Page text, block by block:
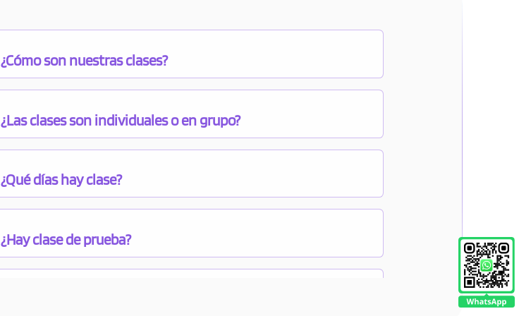
¿Cómo son nuestras clases?
¿Las clases son individuales o en grupo?
¿Qué días hay clase?
¿Hay clase de prueba?